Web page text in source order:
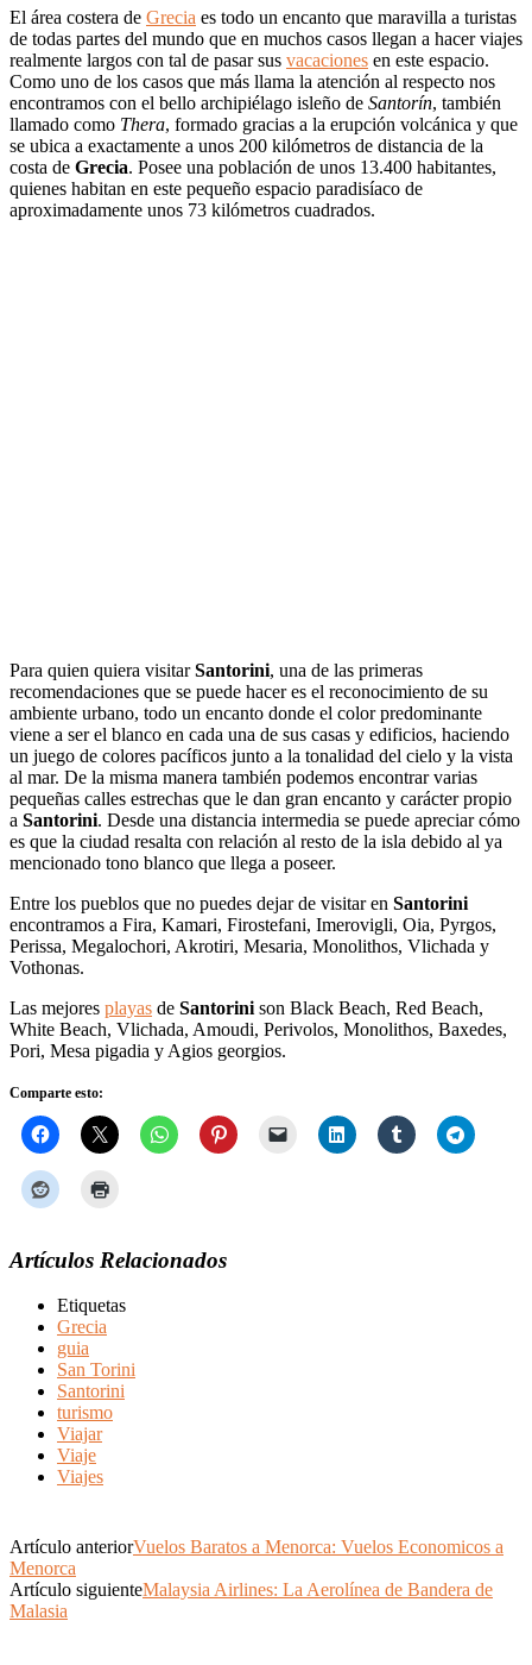
El área costera de Grecia es todo un encanto que maravilla a turistas
de todas partes del mundo que en muchos casos llegan a hacer viajes
realmente largos con tal de pasar sus vacaciones en este espacio.
Como uno de los casos que más llama la atención al respecto nos
encontramos con el bello archipiélago isleño de Santorín, también
llamado como Thera, formado gracias a la erupción volcánica y que
se ubica a exactamente a unos 200 kilómetros de distancia de la
costa de Grecia. Posee una población de unos 13.400 habitantes,
quienes habitan en este pequeño espacio paradisíaco de
aproximadamente unos 73 kilómetros cuadrados.
Para quien quiera visitarSantorini, una de las primeras
recomendaciones que se puede hacer es el reconocimiento de su
ambiente urbano, todo un encanto donde el color predominante
viene a ser el blanco en cada una de sus casas y edificios, haciendo
un juego de colores pacíficos junto a la tonalidad del cielo y la vista
al mar. De la misma manera también podemos encontrar varias
pequeñas calles estrechas que le dan gran encanto y carácter propio
a Santorini. Desde una distancia intermedia se puede apreciar cómo
es que la ciudad resalta con relación al resto de la isla debido al ya
mencionado tono blanco que llega a poseer.
Entre los pueblos que no puedes dejar de visitar en Santorini
encontramos a Fira, Kamari, Firostefani, Imerovigli, Oia, Pyrgos,
Perissa, Megalochori, Akrotiri, Mesaria, Monolithos, Vlichada y
Vothonas.
Las mejores playas de Santorini son Black Beach, Red Beach,
White Beach, Vlichada, Amoudi, Perivolos, Monolithos, Baxedes,
Pori, Mesa pigadia y Agios georgios.
Comparte esto:
Artículos Relacionados
Etiquetas
Grecia
guia
San Torini
Santorini
turismo
Viajar
Viaje
Viajes
Artículo anteriorVuelos Baratos a Menorca: Vuelos Economicos a
Menorca
Artículo siguienteMalaysia Airlines: La Aerolínea de Bandera de
Malasia